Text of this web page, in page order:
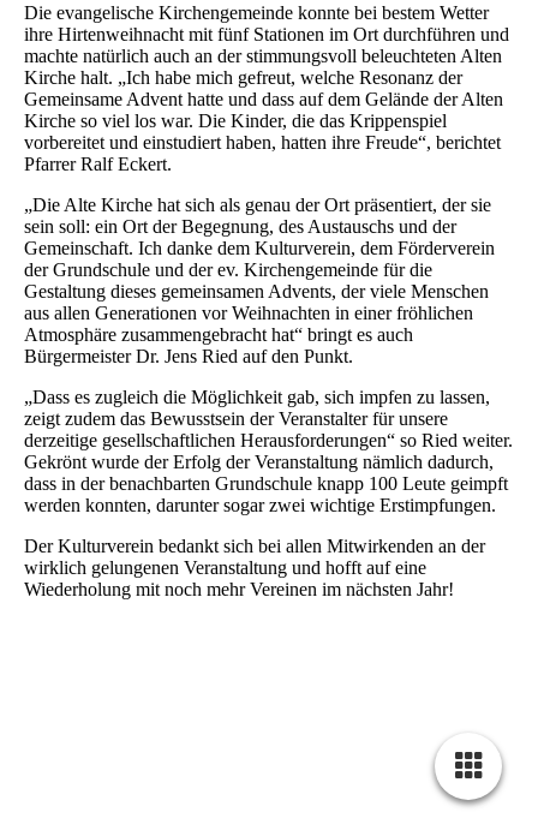
Die evangelische Kirchengemeinde konnte bei bestem Wetter
ihre Hirtenweihnacht mit fünf Stationen im Ort durchführen und
machte natürlich auch an der stimmungsvoll beleuchteten Alten
Kirche halt. „Ich habe mich gefreut, welche Resonanz der
Gemeinsame Advent hatte und dass auf dem Gelände der Alten
Kirche so viel los war. Die Kinder, die das Krippenspiel
vorbereitet und einstudiert haben, hatten ihre Freude“, berichtet
Pfarrer Ralf Eckert.
„Die Alte Kirche hat sich als genau der Ort präsentiert, der sie
sein soll: ein Ort der Begegnung, des Austauschs und der
Gemeinschaft. Ich danke dem Kulturverein, dem Förderverein
der Grundschule und der ev. Kirchengemeinde für die
Gestaltung dieses gemeinsamen Advents, der viele Menschen
aus allen Generationen vor Weihnachten in einer fröhlichen
Atmosphäre zusammengebracht hat“ bringt es auch
Bürgermeister Dr. Jens Ried auf den Punkt.
„Dass es zugleich die Möglichkeit gab, sich impfen zu lassen,
zeigt zudem das Bewusstsein der Veranstalter für unsere
derzeitige gesellschaftlichen Herausforderungen“ so Ried weiter.
Gekrönt wurde der Erfolg der Veranstaltung nämlich dadurch,
dass in der benachbarten Grundschule knapp 100 Leute geimpft
werden konnten, darunter sogar zwei wichtige Erstimpfungen.
Der Kulturverein bedankt sich bei allen Mitwirkenden an der
wirklich gelungenen Veranstaltung und hofft auf eine
Wiederholung mit noch mehr Vereinen im nächsten Jahr!